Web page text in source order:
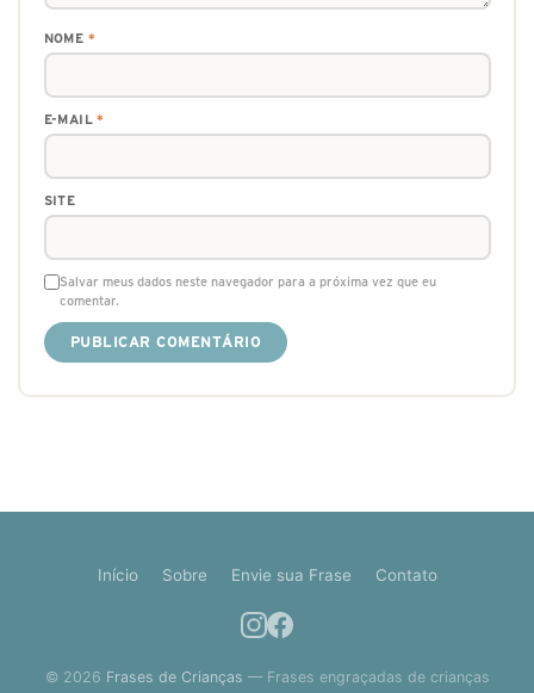
NOME *
E-MAIL*
SITE
Salvar meus dados neste navegador para a próxima vez que eu
comentar.
Início Sobre Envie sua Frase Contato
© 2026 Frases de Crianças — Frases engraçadas de crianças